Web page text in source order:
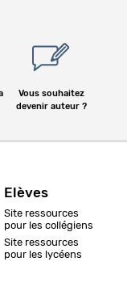
Vous souhaitez
devenir auteur ?
Elèves
Site ressources
pour les collégiens
Site ressources
pour les lycéens